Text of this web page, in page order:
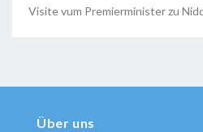
Visite vum Premierminister zu
Über uns